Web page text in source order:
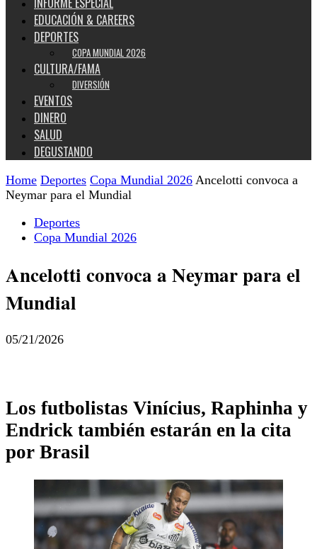
EDUCACIÓN & CAREERS
DEPORTES
COPA MUNDIAL 2026
CULTURA/FAMA
DIVERSIÓN
EVENTOS
DINERO
SALUD
DEGUSTANDO
Home Deportes Copa Mundial 2026 Ancelotti convoca a
Neymar para el Mundial
Deportes
Copa Mundial 2026
Ancelotti convoca a Neymar para el
Mundial
05/21/2026
Los futbolistas Vinícius, Raphinha y
Endrick también estarán en la cita
por Brasil